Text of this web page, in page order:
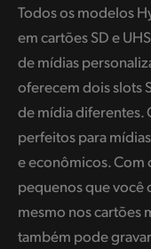
Todos os modelos
em cartões SD e
de mídias
oferecem dois slots
de mídia diferentes.
perfeitos para
e econômicos. Com
pequenos que você
mesmo nos cartões
também pode